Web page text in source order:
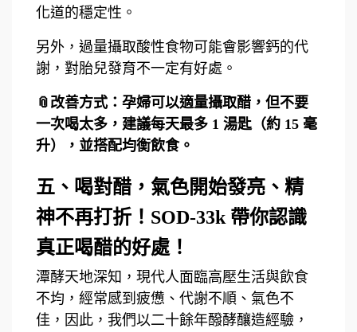
化道的穩定性。
另外，過量攝取酸性食物可能會影響鈣的代
謝，對胎兒發育不一定有好處。
📎改善方式：孕婦可以適量攝取醋，但不要
一次喝太多，建議每天最多 1 湯匙（約 15 毫
升），並搭配均衡飲食。
五、喝對醋，氣色開始發亮、精
神不再打折！SOD-33k 帶你認識
真正喝醋的好處！
潭酵天地深知，現代人面臨高壓生活與飲食
不均，經常感到疲憊、代謝不順、氣色不
佳，因此，我們以二十餘年醱酵釀造經驗，